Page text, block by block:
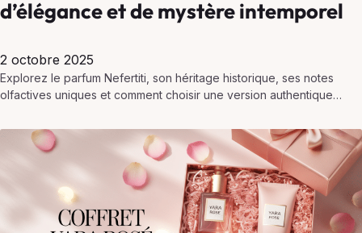
d’élégance et de mystère intemporel
2 octobre 2025
Explorez le parfum Nefertiti, son héritage historique, ses notes
olfactives uniques et comment choisir une version authentique